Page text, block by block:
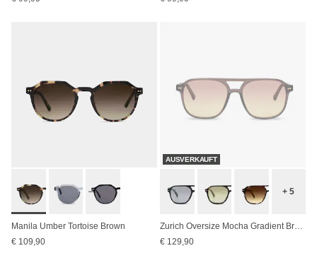
Manila Umber Tortoise Brown
€ 109,90
AUSVERKAUFT
+ 5
Zurich Oversize Mocha Gradient Brown
€ 129,90